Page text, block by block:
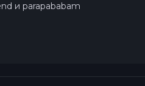
и parapababam